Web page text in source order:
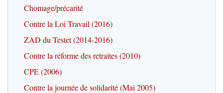
Chomage/précarité
Contre la Loi Travail (2016)
ZAD du Testet (2014-2016)
Contre la réforme des retraites (2010)
CPE (2006)
Contre la journée de solidarité (Mai 2005)